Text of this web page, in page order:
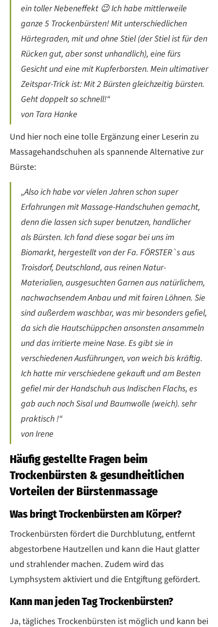
ein toller Nebeneffekt 😉 Ich habe mittlerweile
ganze 5 Trockenbürsten! Mit unterschiedlichen
Härtegraden, mit und ohne Stiel (der Stiel ist für den
Rücken gut, aber sonst unhandlich), eine fürs
Gesicht und eine mit Kupferborsten. Mein ultimativer
Zeitspar-Trick ist: Mit 2 Bürsten gleichzeitig bürsten.
Geht doppelt so schnell!“
von Tara Hanke
Und hier noch eine tolle Ergänzung einer Leserin zu
Massagehandschuhen als spannende Alternative zur
Bürste:
„Also ich habe vor vielen Jahren schon super
Erfahrungen mit Massage-Handschuhen gemacht,
denn die lassen sich super benutzen, handlicher
als Bürsten. Ich fand diese sogar bei uns im
Biomarkt, hergestellt von der Fa. FÖRSTER`s aus
Troisdorf, Deutschland, aus reinen Natur-
Materialien, ausgesuchten Garnen aus natürlichem,
nachwachsendem Anbau und mit fairen Löhnen. Sie
sind außerdem waschbar, was mir besonders gefiel,
da sich die Hautschüppchen ansonsten ansammeln
und das irritierte meine Nase. Es gibt sie in
verschiedenen Ausführungen, von weich bis kräftig.
Ich hatte mir verschiedene gekauft und am Besten
gefiel mir der Handschuh aus Indischen Flachs, es
gab auch noch Sisal und Baumwolle (weich). sehr
praktisch !“
von Irene
Häufig gestellte Fragen beim
Trockenbürsten & gesundheitlichen
Vorteilen der Bürstenmassage
Was bringt Trockenbürsten am Körper?
Trockenbürsten fördert die Durchblutung, entfernt
abgestorbene Hautzellen und kann die Haut glatter
und strahlender machen. Zudem wird das
Lymphsystem aktiviert und die Entgiftung gefördert.
Kann man jeden Tag Trockenbürsten?
Ja, tägliches Trockenbürsten ist möglich und kann bei